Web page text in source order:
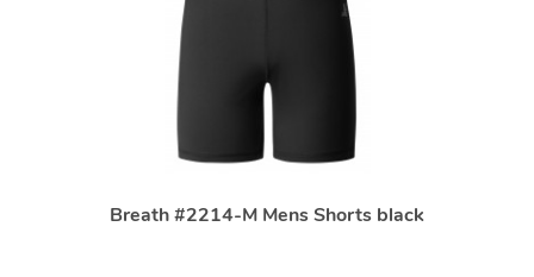
Breath #2214-M Mens Shorts black